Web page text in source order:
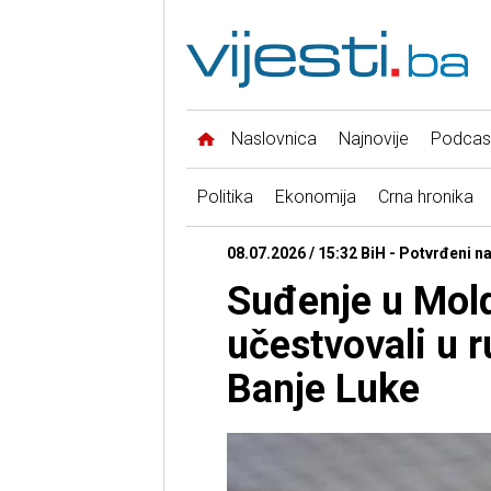
Naslovnica Najnovije
Politika Ekonomija Crna hronika
08.07.2026 / 15:32 BiH - Potvrđeni
Suđenje u
učestvovali u
Banje Luke